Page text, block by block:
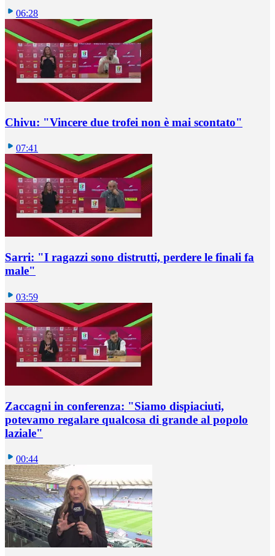
06:28
Chivu: "Vincere due trofei non è mai scontato"
07:41
Sarri: "I ragazzi sono distrutti, perdere le finali fa
male"
03:59
Zaccagni in conferenza: "Siamo dispiaciuti,
potevamo regalare qualcosa di grande al popolo
laziale"
00:44